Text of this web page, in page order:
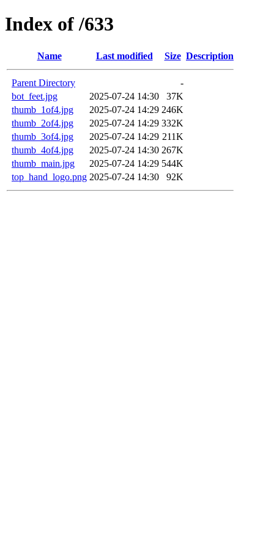
Index of /633
Name Last modified Size Description
Parent Directory
-
bot_feet.jpg
2025-07-24 14:30
37K
thumb_1of4.jpg
2025-07-24 14:29 246K
thumb_2of4.jpg
2025-07-24 14:29 332K
thumb_3of4.jpg
2025-07-24 14:29 211K
thumb_4of4.jpg
2025-07-24 14:30 267K
thumb_main.jpg
2025-07-24 14:29 544K
top_hand_logo.png 2025-07-24 14:30 92K